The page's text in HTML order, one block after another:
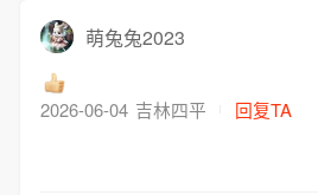
萌兔兔2023
2026-06-04 吉林四平 回复TA